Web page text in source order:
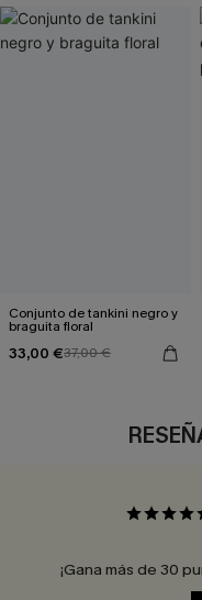
Conjunto de tankini negro y
braguita floral
33,00 €37,00 €
¡Gana más de 30